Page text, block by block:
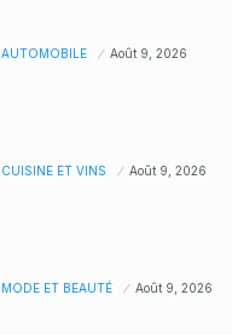
AUTOMOBILE Août 9, 2026
CUISINE ET VINS Août 9, 2026
MODE ET BEAUTÉ Août 9, 2026